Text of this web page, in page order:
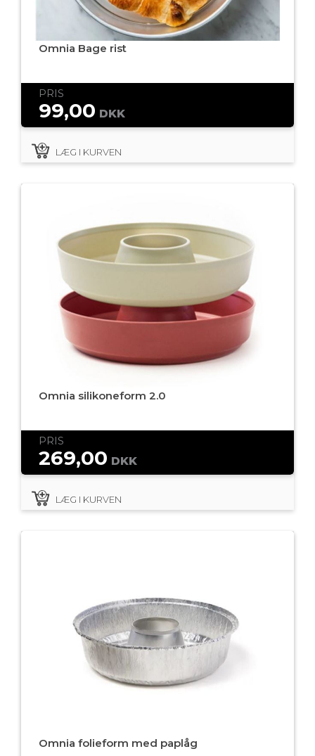
Omnia Bage rist
PRIS
99,00 DKK
LÆG I KURVEN
Omnia silikoneform 2.0
PRIS
269,00 DKK
LÆG I KURVEN
Omnia folieform med paplåg